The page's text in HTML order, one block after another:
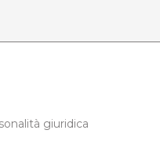
giuridica